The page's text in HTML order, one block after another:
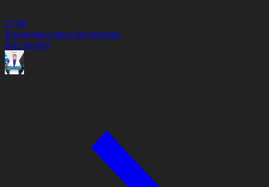
17:40
Қоғамдық-саяси бағдарлама
Қос палата